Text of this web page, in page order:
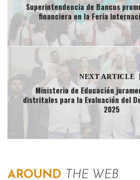
Superintendencia de Bancos
financiera en la Feria
NEXT ARTICLE
Ministerio de Educación
distritales para la Evaluación del
2025
AROUND THE WEB